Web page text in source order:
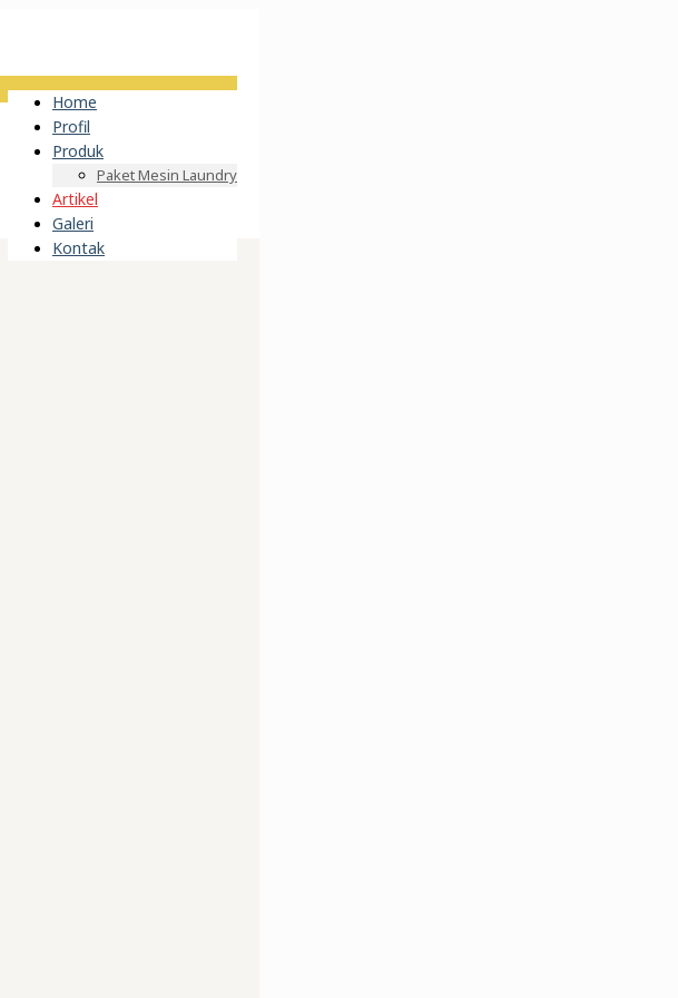
Home
Profil
Produk
Paket Mesin Laundry
Artikel
Galeri
Kontak